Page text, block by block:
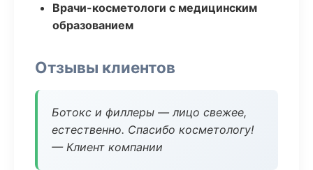
Врачи-косметологи с медицинским
образованием
Отзывы клиентов
Ботокс и филлеры — лицо свежее,
естественно. Спасибо косметологу!
— Клиент компании